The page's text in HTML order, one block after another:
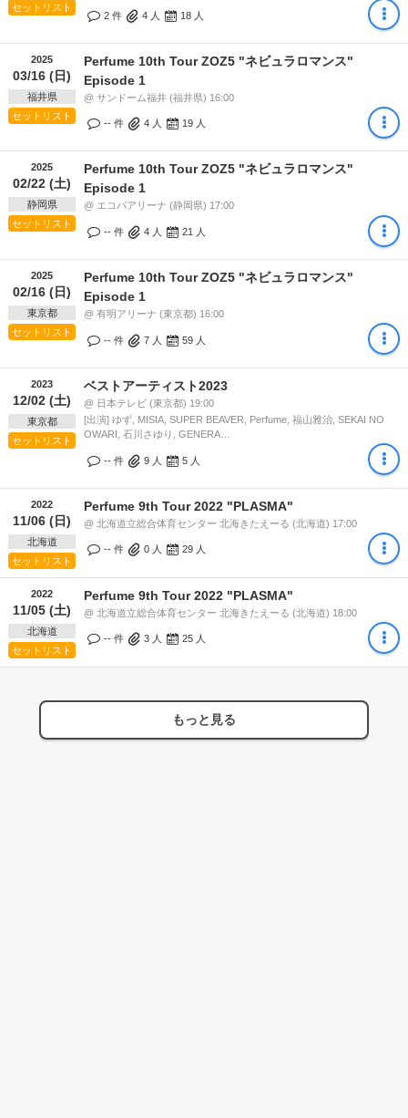
セットリスト
2 件 4 人 18 人
2025
03/16 (日)
福井県
セットリスト
Perfume 10th Tour ZOZ5 "ネビュラロマンス"
Episode 1
@ サンドーム福井 (福井県) 16:00
-- 件 4 人 19 人
2025
02/22 (土)
静岡県
セットリスト
Perfume 10th Tour ZOZ5 "ネビュラロマンス"
Episode 1
@ エコパアリーナ (静岡県) 17:00
-- 件 4 人 21 人
2025
02/16 (日)
東京都
セットリスト
Perfume 10th Tour ZOZ5 "ネビュラロマンス"
Episode 1
@ 有明アリーナ (東京都) 16:00
-- 件 7 人 59 人
2023
12/02 (土)
東京都
セットリスト
ベストアーティスト2023
@ 日本テレビ (東京都) 19:00
[出演] ゆず, MISIA, SUPER BEAVER, Perfume, 福山雅治, SEKAI NO
OWARI, 石川さゆり, GENERA…
-- 件 9 人 5 人
2022
11/06 (日)
北海道
セットリスト
Perfume 9th Tour 2022 "PLASMA"
@ 北海道立総合体育センター 北海きたえーる (北海道) 17:00
-- 件 0 人 29 人
2022
11/05 (土)
北海道
セットリスト
Perfume 9th Tour 2022 "PLASMA"
@ 北海道立総合体育センター 北海きたえーる (北海道) 18:00
-- 件 3 人 25 人
もっと見る